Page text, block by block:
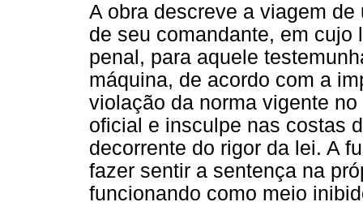
A obra descreve a viagem de
de seu comandante, em
penal, para aquele
máquina, de acordo com a
violação da norma vigente
oficial e insculpe nas costas
decorrente do rigor da lei. A
fazer sentir a sentença na
funcionando como meio